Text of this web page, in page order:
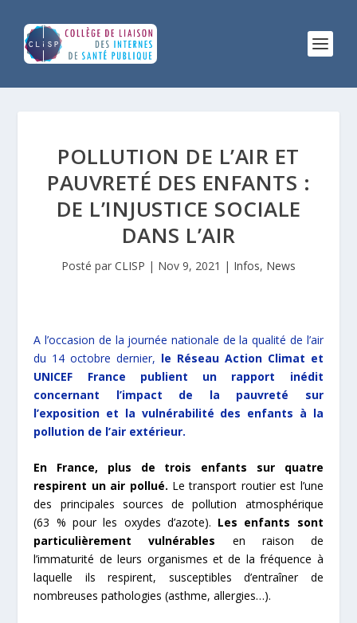
POLLUTION DE L’AIR ET
PAUVRETÉ DES ENFANTS :
DE L’INJUSTICE SOCIALE
DANS L’AIR
Posté par CLISP | Nov 9, 2021 | Infos, News
A l’occasion de la journée nationale de la qualité de l’air
du 14 octobre dernier, le Réseau Action Climat et
UNICEF France publient un rapport inédit
concernant l’impact de la pauvreté sur
l’exposition et la vulnérabilité des enfants à la
pollution de l’air extérieur.
En France, plus de trois enfants sur quatre
respirent un air pollué. Le transport routier est l’une
des principales sources de pollution atmosphérique
(63 % pour les oxydes d’azote). Les enfants sont
particulièrement vulnérables en raison de
l’immaturité de leurs organismes et de la fréquence à
laquelle ils respirent, susceptibles d’entraîner de
nombreuses pathologies (asthme, allergies…).